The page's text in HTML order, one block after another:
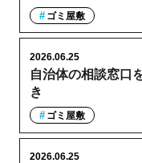
ゴミ屋敷
自治体の相談窓口
き
2026.06.25
ゴミ屋敷
2026.06.25